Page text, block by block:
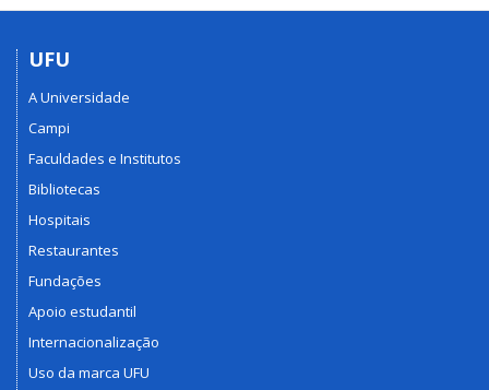
UFU
A Universidade
Campi
Faculdades e Institutos
Bibliotecas
Hospitais
Restaurantes
Fundações
Apoio estudantil
Internacionalização
Uso da marca UFU